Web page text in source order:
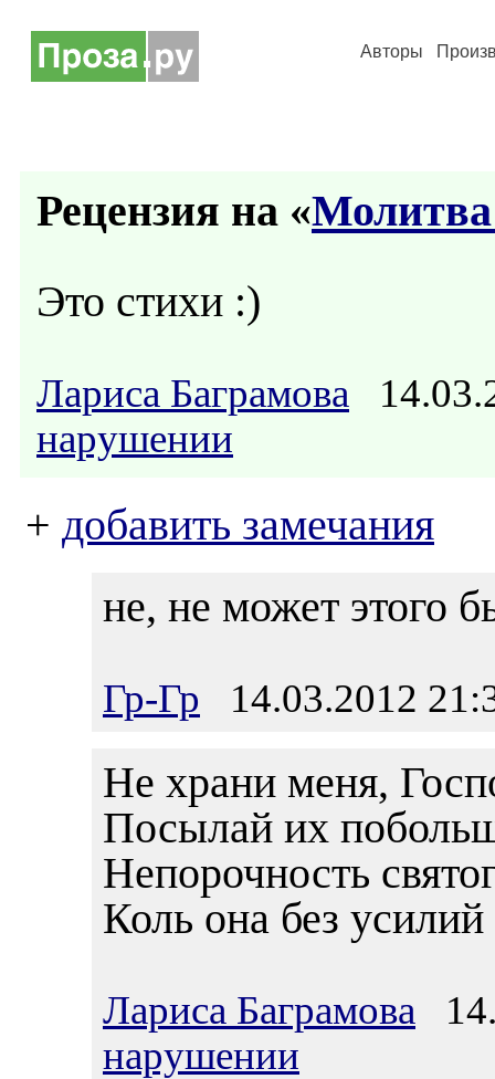
Авторы
Рецензия на «
Это стихи :)
Лариса Баграмова
нарушении
+ добавить замечания
не, не может этого
Гр-Гр 14.03.2012
Не храни меня,
Посылай их
Непорочность
Коль она без
Лариса Баграмова
нарушении